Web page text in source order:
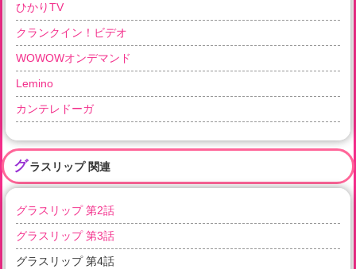
ひかりTV
クランクイン！ビデオ
WOWOWオンデマンド
Lemino
カンテレドーガ
グラスリップ 関連
グラスリップ 第2話
グラスリップ 第3話
グラスリップ 第4話